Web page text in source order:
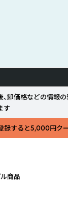
、卸価格などの情報
す
登録すると5,000円ク
商品